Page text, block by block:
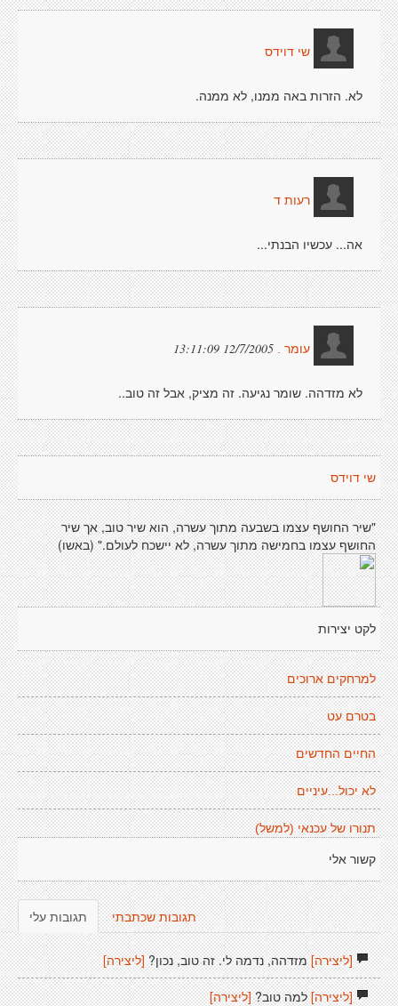
שי דוידס
לא. הזרות באה ממנו, לא ממנה.
רעות ד
אה... עכשיו הבנתי...
עומר . 12/7/2005 13:11:09
לא מזדהה. שומר נגיעה. זה מציק, אבל זה טוב..
שי דוידס
"שיר החושף עצמו בשבעה מתוך עשרה, הוא שיר טוב, אך שיר
החושף עצמו בחמישה מתוך עשרה, לא יישכח לעולם." (באשו)
לקט יצירות
למרחקים ארוכים
בטרם עט
החיים החדשים
לא יכול...עיניים
תנורו של עכנאי (למשל)
קשור אלי
תגובות עלי תגובות שכתבתי
[ליצירה]מזדהה, נדמה לי. זה טוב, נכון? [ליצירה]
[ליצירה]למה טוב? [ליצירה]